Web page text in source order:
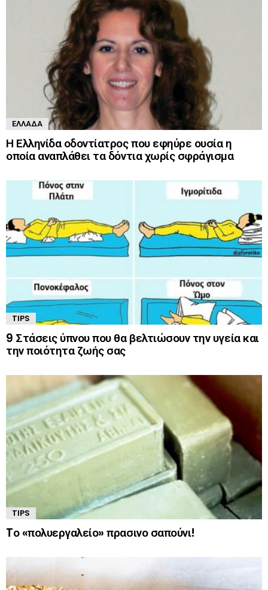
ΕΛΛΆΔΑ
Η Ελληνίδα οδοντίατρος που εφηύρε ουσία η
οποία αναπλάθει τα δόντια χωρίς σφράγισμα
TIPS
9 Στάσεις ύπνου που θα βελτιώσουν την υγεία και
την ποιότητα ζωής σας
TIPS
Tο «πολυεργαλείο» πρασινο σαπούνι!